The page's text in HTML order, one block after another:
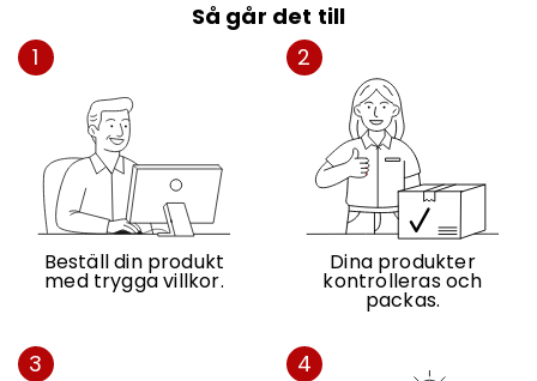
Kompatibel med Multi Cover
Dimensioner: 20x40x29 cm
Maximal belastning: 10 kg
Volym: 23 liter Vikt: 1,45 kg
Så går det till
1
Beställ din produkt
med trygga villkor.
2
Dina produkter
kontrolleras och
packas.
3 4